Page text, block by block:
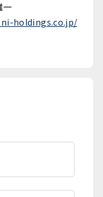
holdings.co.jp/